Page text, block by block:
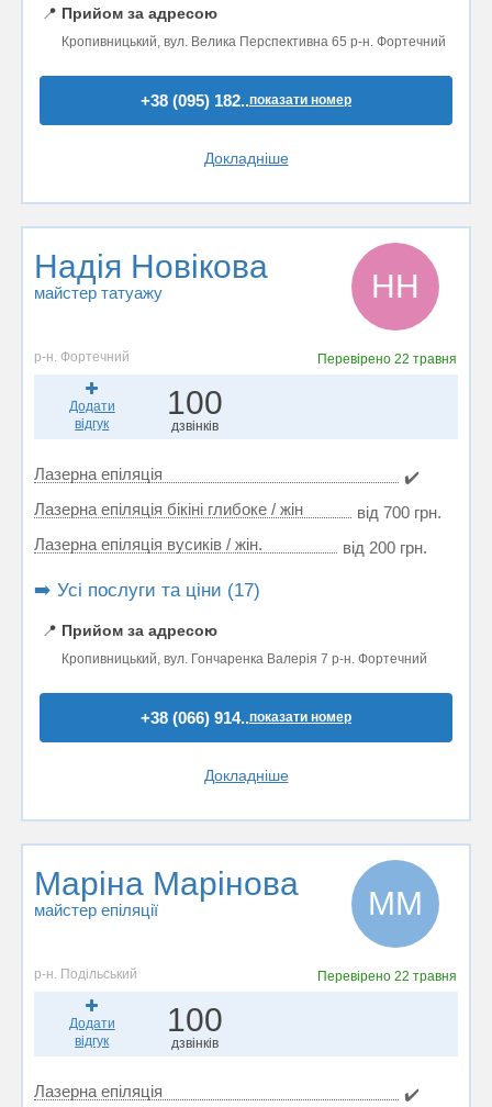
📍 Прийом за адресою
Кропивницький, вул. Велика Перспективна 65 р-н. Фортечний
+38 (095) 182..показати номер
Докладніше
Надія Новікова
майстер татуажу НН
р-н. Фортечний Перевірено22 травня
Додати
відгук
100
дзвінків
Лазерна епіляція
✔️
Лазерна епіляція бікіні глибоке / жін
від 700 грн.
Лазерна епіляція вусиків / жін.
від 200 грн.
➡️ Усі послуги та ціни (17)
📍 Прийом за адресою
Кропивницький, вул. Гончаренка Валерія 7 р-н. Фортечний
+38 (066) 914..показати номер
Докладніше
Маріна Марінова
майстер епіляції ММ
р-н. Подільський Перевірено22 травня
Додати
відгук
100
дзвінків
Лазерна епіляція
✔️